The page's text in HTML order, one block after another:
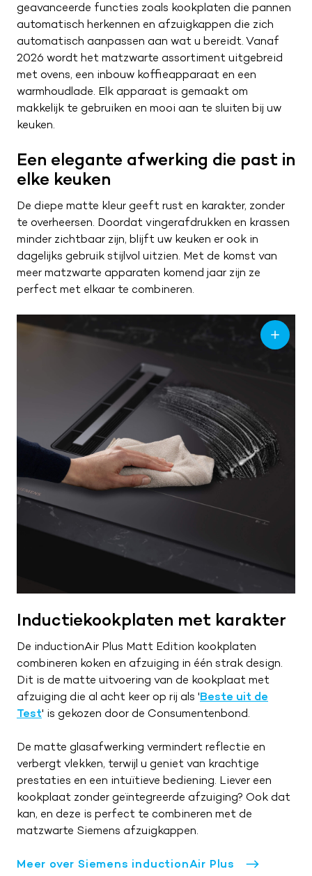
0187 602 555
info@tieleman.nl
MA
09:00 – 17:00
DI
09:00 – 17:00
DO
09:00 – 17:00
VR
09:00 – 21:00
ZA
09:00 – 17:00
ZO
Gesloten
geavanceerde functies zoals kookplaten die pannen
automatisch herkennen en afzuigkappen die zich
automatisch aanpassen aan wat u bereidt. Vanaf
2026 wordt het matzwarte assortiment uitgebreid
met ovens, een inbouw koffieapparaat en een
warmhoudlade. Elk apparaat is gemaakt om
makkelijk te gebruiken en mooi aan te sluiten bij uw
keuken.
Een elegante afwerking die past in
elke keuken
De diepe matte kleur geeft rust en karakter, zonder
te overheersen. Doordat vingerafdrukken en krassen
minder zichtbaar zijn, blijft uw keuken er ook in
dagelijks gebruik stijlvol uitzien. Met de komst van
meer matzwarte apparaten komend jaar zijn ze
perfect met elkaar te combineren.
Inductiekookplaten met karakter
De inductionAir Plus Matt Edition kookplaten
combineren koken en afzuiging in één strak design.
Dit is de matte uitvoering van de kookplaat met
afzuiging die al acht keer op rij als 'Beste uit de
Test' is gekozen door de Consumentenbond.
De matte glasafwerking vermindert reflectie en
verbergt vlekken, terwijl u geniet van krachtige
prestaties en een intuïtieve bediening. Liever een
kookplaat zonder geïntegreerde afzuiging? Ook dat
kan, en deze is perfect te combineren met de
matzwarte Siemens afzuigkappen.
Meer over Siemens inductionAir Plus